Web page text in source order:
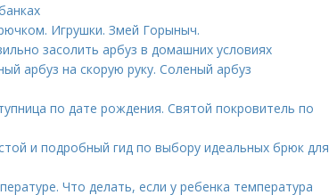
Игрушки. Змей Горыныч.
засолить арбуз в домашних условиях
арбуз на скорую руку. Соленый арбуз
по дате рождения. Святой покровитель по
и подробный гид по выбору идеальных брюк для
Что делать, если у ребенка температура